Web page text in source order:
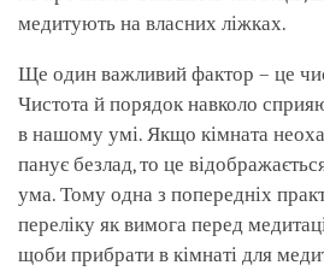
медитують на власних ліжках.
Ще один важливий фактор – це
Чистота й порядок навколо
в нашому умі. Якщо кімната
панує безлад, то це
ума. Тому одна з попередніх
переліку як вимога перед
щоби прибрати в кімнаті для